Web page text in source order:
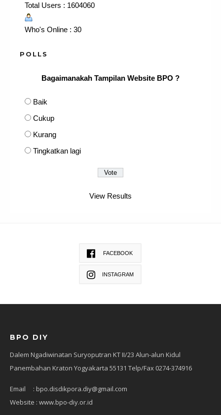
Total Users : 1604060
Who's Online : 30
POLLS
Bagaimanakah Tampilan Website BPO ?
Baik
Cukup
Kurang
Tingkatkan lagi
View Results
FACEBOOK
INSTAGRAM
BPO DIY
Dalem Ngadiwinatan Suryoputran KT II/23 Alun-alun Kidul
Panembahan Kraton Yogyakarta 55131 Telp/Fax 0274-374916
Email : bpo.disdikpora.diy@gmail.com
Website : www.bpo-diy.or.id